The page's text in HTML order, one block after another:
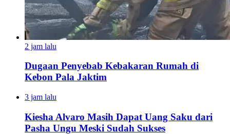
2 jam lalu
Dugaan Penyebab Kebakaran Rumah di
Kebon Pala Jaktim
3 jam lalu
Kiesha Alvaro Masih Dapat Uang Saku dari
Pasha Ungu Meski Sudah Sukses